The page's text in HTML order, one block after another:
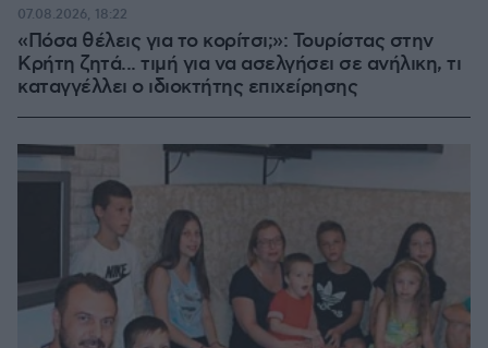
«Πόσα θέλεις για το κορίτσι;»: Τουρίστας στην
Κρήτη ζητά... τιμή για να ασελγήσει σε ανήλικη, τι
καταγγέλλει ο ιδιοκτήτης επιχείρησης
07.08.2026, 18:22